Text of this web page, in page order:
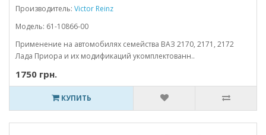
Производитель: Victor Reinz
Модель: 61-10866-00
Применение на автомобилях семейства ВАЗ 2170, 2171, 2172
Лада Приора и их модификаций укомплектованн..
1750 грн.
КУПИТЬ